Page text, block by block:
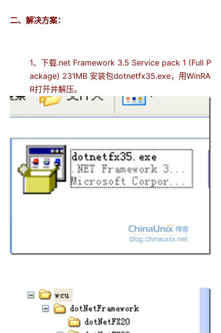
二、解决方案：
1、下载.net Framework 3.5 Service pack 1 (Full P
ackage) 231MB 安装包dotnetfx35.exe，用WinRA
R打开并解压。